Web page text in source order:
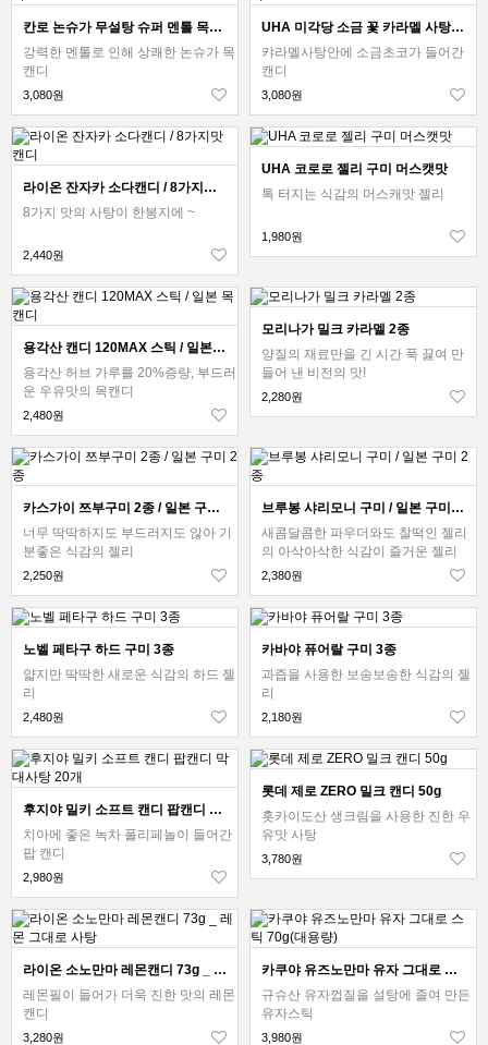
칸로 논슈가 무설탕 슈퍼 멘톨 목캔디
강력한 멘톨로 인해 상쾌한 논슈가 목
캔디
3,080원
UHA 미각당 소금 꽃 카라멜 사탕 캔디
캬라멜사탕안에 소금초코가 들어간
캔디
3,080원
라이온 잔자카 소다캔디 / 8가지맛 캔디
8가지 맛의 사탕이 한봉지에 ~
2,440원
UHA 코로로 젤리 구미 머스캣맛
톡 터지는 식감의 머스캐맛 젤리
1,980원
용각산 캔디 120MAX 스틱 / 일본 목캔디
용각산 허브 가루를 20%증량, 부드러
운 우유맛의 목캔디
2,480원
모리나가 밀크 카라멜 2종
양질의 재료만을 긴 시간 푹 끓여 만
들어 낸 비전의 맛!
2,280원
카스가이 쯔부구미 2종 / 일본 구미 2종
너무 딱딱하지도 부드러지도 않아 기
분좋은 식감의 젤리
2,250원
브루봉 샤리모니 구미 / 일본 구미 2종
새콤달콤한 파우더와도 찰떡인 젤리
의 아삭아삭한 식감이 즐거운 젤리
2,380원
노벨 페타구 하드 구미 3종
얇지만 딱딱한 새로운 식감의 하드 젤
리
2,480원
카바야 퓨어랄 구미 3종
과즙을 사용한 보송보송한 식감의 젤
리
2,180원
후지야 밀키 소프트 캔디 팝캔디 막대사탕 20개
치아에 좋은 녹차 폴리페놀이 들어간
팝 캔디
2,980원
롯데 제로 ZERO 밀크 캔디 50g
홋카이도산 생크림을 사용한 진한 우
유맛 사탕
3,780원
라이온 소노만마 레몬캔디 73g _ 레몬 그대로 사탕
레몬필이 들어가 더욱 진한 맛의 레몬
캔디
3,280원
카쿠야 유즈노만마 유자 그대로 스틱 70g(대용량)
규슈산 유자껍질을 설탕에 졸여 만든
유자스틱
3,980원